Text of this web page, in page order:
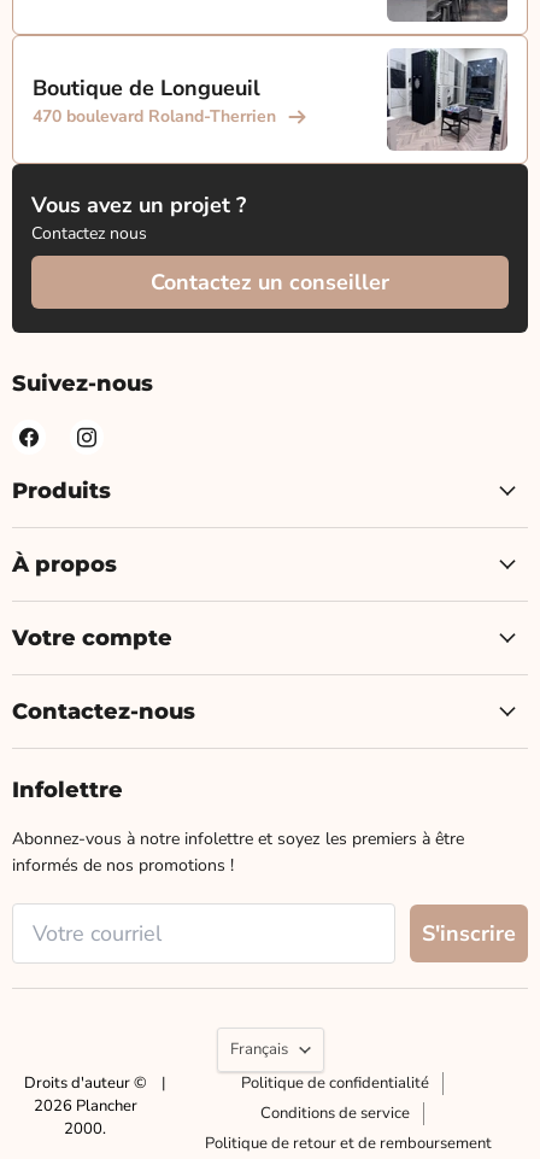
Boutique de Longueuil
470 boulevard Roland-Therrien
Vous avez un projet ?
Contactez nous
Contactez un conseiller
Suivez-nous
Produits
À propos
Votre compte
Contactez-nous
Infolettre
Abonnez-vous à notre infolettre et soyez les premiers à être
informés de nos promotions !
Langue
Français
Droits d'auteur ©
2026 Plancher
2000.
|
Politique de confidentialité
Conditions de service
Politique de retour et de remboursement